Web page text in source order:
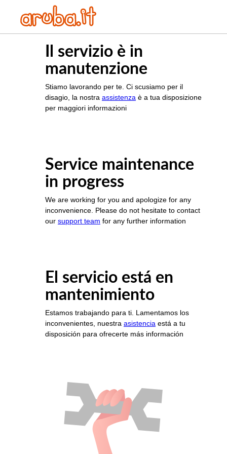
Il servizio è in
manutenzione
Stiamo lavorando per te. Ci scusiamo per il
disagio, la nostra assistenza è a tua disposizione
per maggiori informazioni
Service maintenance
in progress
We are working for you and apologize for any
inconvenience. Please do not hesitate to contact
our support team for any further information
El servicio está en
mantenimiento
Estamos trabajando para ti. Lamentamos los
inconvenientes, nuestra asistencia está a tu
disposición para ofrecerte más información